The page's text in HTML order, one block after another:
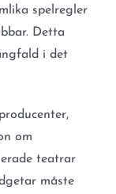
spelregler
Detta
i det
om
teatrar
måste